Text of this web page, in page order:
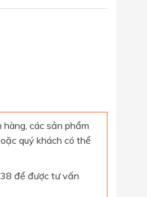
các sản phẩm
quý khách có thể
để được tư vấn